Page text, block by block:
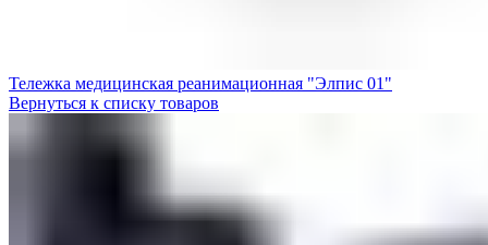
Тележка медицинская реанимационная "Элпис 01"
Вернуться к списку товаров